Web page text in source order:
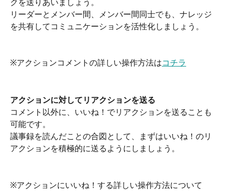
リーダーとメンバー間、メンバー間同士でも、ナレッジ
を共有してコミュニケーションを活性化しましょう。
※アクションコメントの詳しい操作方法はコチラ
アクションに対してリアクションを送る
コメント以外に、いいね！でリアクションを送ることも
可能です。
議事録を読んだことの合図として、まずはいいね！のリ
アクションを積極的に送るようにしましょう。
※アクションにいいね！する詳しい操作方法について